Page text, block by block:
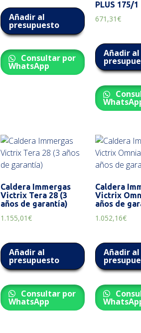
Añadir al
presupuesto
Consultar por
WhatsApp
PLUS 175/1
671,31€
Añadir al
Caldera Immergas
Victrix Tera 28 (3
años de garantía)
1.155,01€
Añadir al
presupuesto
Consultar por
WhatsApp
Caldera
Victrix
años de
1.052,16€
Añadir al